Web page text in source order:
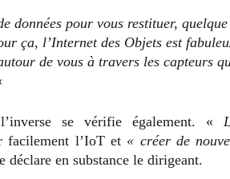
données pour vous restituer,
ça, l’Internet des Objets est
de vous à travers les capteurs
se vérifie également. «
facilement l’IoT et« créer de
déclare en substance le dirigeant.